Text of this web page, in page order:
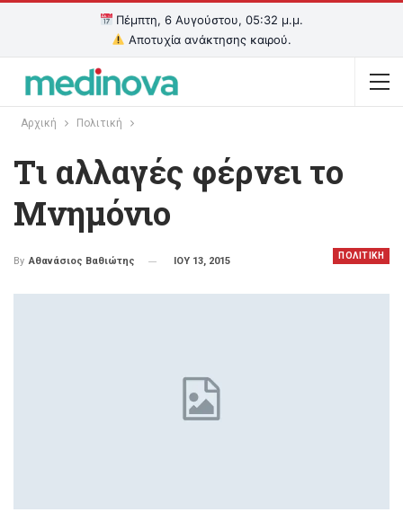
Πέμπτη, 6 Αυγούστου, 05:32 μ.μ.
Αποτυχία ανάκτησης καιρού.
Αρχική Πολιτική
Tι αλλαγές φέρνει το
Μνημόνιο
ΠΟΛΙΤΙΚΗ
By Αθανάσιος Βαθιώτης ΙΟΥ 13, 2015